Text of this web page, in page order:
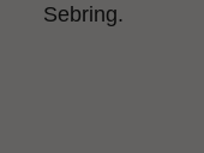
Sebring.